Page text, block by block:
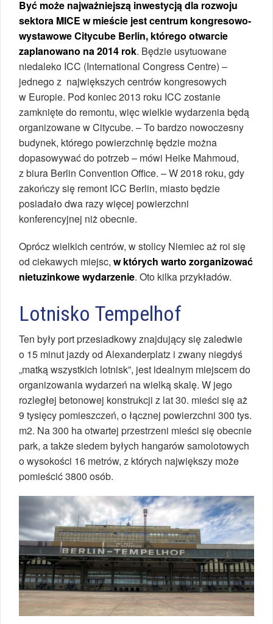
Być może najważniejszą inwestycją dla rozwoju
sektora MICE w mieście jest centrum kongresowo-
wystawowe Citycube Berlin, którego otwarcie
zaplanowano na 2014 rok. Będzie usytuowane
niedaleko ICC (International Congress Centre) –
jednego z największych centrów kongresowych
w Europie. Pod koniec 2013 roku ICC zostanie
zamknięte do remontu, więc wielkie wydarzenia będą
organizowane w Citycube. – To bardzo nowoczesny
budynek, którego powierzchnię będzie można
dopasowywać do potrzeb – mówi Heike Mahmoud,
z biura Berlin Convention Office. – W 2018 roku, gdy
zakończy się remont ICC Berlin, miasto będzie
posiadało dwa razy więcej powierzchni
konferencyjnej niż obecnie.
Oprócz wielkich centrów, w stolicy Niemiec aż roi się
od ciekawych miejsc, w których warto zorganizować
nietuzinkowe wydarzenie. Oto kilka przykładów.
Lotnisko Tempelhof
Ten były port przesiadkowy znajdujący się zaledwie
o 15 minut jazdy od Alexanderplatz i zwany niegdyś
„matką wszystkich lotnisk”, jest idealnym miejscem do
organizowania wydarzeń na wielką skalę. W jego
rozległej betonowej konstrukcji z lat 30. mieści się aż
9 tysięcy pomieszczeń, o łącznej powierzchni 300 tys.
m2. Na 300 ha otwartej przestrzeni mieści się obecnie
park, a także siedem byłych hangarów samolotowych
o wysokości 16 metrów, z których największy może
pomieścić 3800 osób.